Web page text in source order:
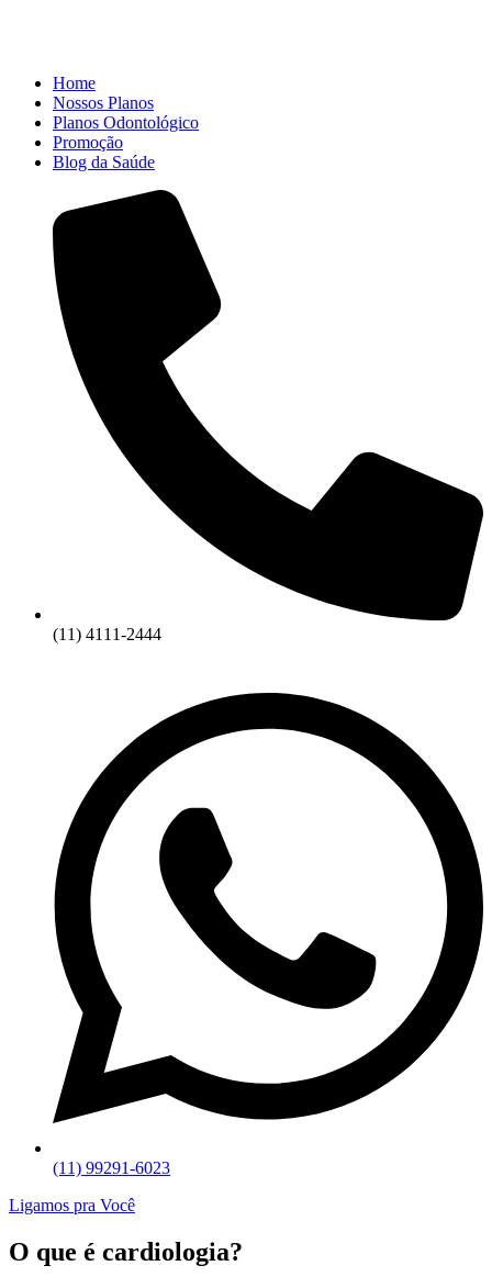
Home
Nossos Planos
Planos Odontológico
Promoção
Blog da Saúde
(11) 4111-2444
(11) 99291-6023
Ligamos pra Você
O que é cardiologia?